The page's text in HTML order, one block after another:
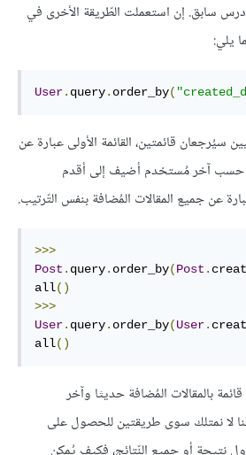
درس سابق. إن استعملت الطّريقة الأخرى في
يلي:
User. query. order_by(
سيُرجعان قائمتين، القائمة الأولى عبارة عن
حسب آخر مُستخدم أضيف إلى أقدم
عن جميع المقالات المُضافة بنفس التّرتيب.
>>>
Post . query. order_by(Post .
all()
>>>
User. query. order_by(User.
all()
بالمقالات المُضافة حديثا وآخر
لا نمتلك سوى طريقتين للحصول على